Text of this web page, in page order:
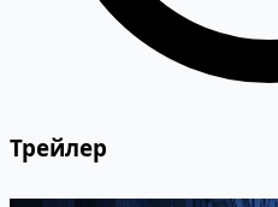
Трейлер